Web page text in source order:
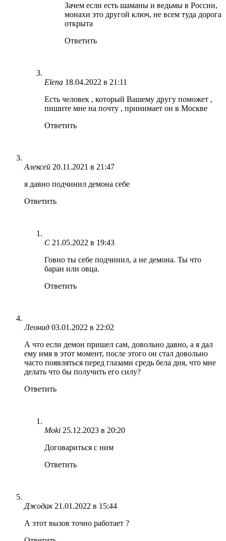
Зачем если есть шаманы и ведьмы в России,
монахи это другой ключ, не всем туда дорога
открыта
Ответить
Elena 18.04.2022 в 21:11
Есть человек , который Вашему другу поможет ,
пишите мне на почту , принимает он в Москве
Ответить
Алексей 20.11.2021 в 21:47
я давно подчинил демона себе
Ответить
С 21.05.2022 в 19:43
Говно ты себе подчинил, а не демона. Ты что
баран или овца.
Ответить
Леонид 03.01.2022 в 22:02
А что если демон пришел сам, довольно давно, а я дал
ему имя в этот момент, после этого он стал довольно
часто появляться перед глазами средь бела дня, что мне
делать что бы получить его силу?
Ответить
Moki 25.12.2023 в 20:20
Договариться с ним
Ответить
Джодак 21.01.2022 в 15:44
А этот вызов точно работает ?